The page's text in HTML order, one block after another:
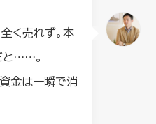
く売れず。本
と……。
金は一瞬で消